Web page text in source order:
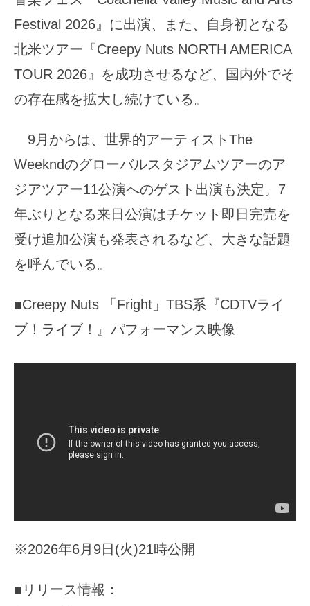
Festival 2026』に出演、また、自身初となる
北米ツアー『Creepy Nuts NORTH AMERICA
TOUR 2026』を成功させるなど、国内外でそ
の存在感を拡大し続けている。
9月からは、世界的アーティストThe
Weekndのグローバルスタジアムツアーのア
ジアツアー11公演へのゲスト出演も決定。7
年ぶりとなる来日公演はチケット即日完売を
受け追加公演も発表されるなど、大きな話題
を呼んでいる。
■Creepy Nuts 「Fright」TBS系『CDTVライ
ブ！ライブ！』パフォーマンス映像
※2026年6月9日(火)21時公開
■リリース情報：